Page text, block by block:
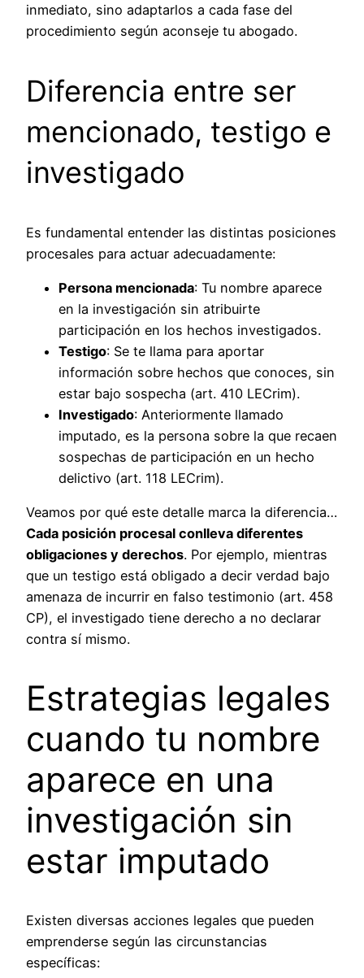
inmediato, sino adaptarlos a cada fase del
procedimiento según aconseje tu abogado.
Diferencia entre ser
mencionado, testigo e
investigado
Es fundamental entender las distintas posiciones
procesales para actuar adecuadamente:
Persona mencionada: Tu nombre aparece
en la investigación sin atribuirte
participación en los hechos investigados.
Testigo: Se te llama para aportar
información sobre hechos que conoces, sin
estar bajo sospecha (art. 410 LECrim).
Investigado: Anteriormente llamado
imputado, es la persona sobre la que recaen
sospechas de participación en un hecho
delictivo (art. 118 LECrim).
Veamos por qué este detalle marca la diferencia…
Cada posición procesal conlleva diferentes
obligaciones y derechos. Por ejemplo, mientras
que un testigo está obligado a decir verdad bajo
amenaza de incurrir en falso testimonio (art. 458
CP), el investigado tiene derecho a no declarar
contra sí mismo.
Estrategias legales
cuando tu nombre
aparece en una
investigación sin
estar imputado
Existen diversas acciones legales que pueden
emprenderse según las circunstancias
específicas: